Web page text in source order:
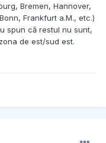
Bremen, Hannover,
Frankfurt a.M., etc.)
spun că restul nu sunt,
de est/sud est.